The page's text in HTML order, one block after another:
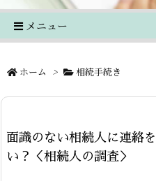
メニュー
ホーム > 相続手続き
面識のない相続人に連絡
い？＜相続人の調査＞